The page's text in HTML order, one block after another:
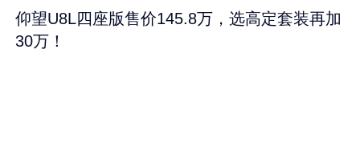
仰望U8L四座版售价145.8万，选高定套装再加
30万！